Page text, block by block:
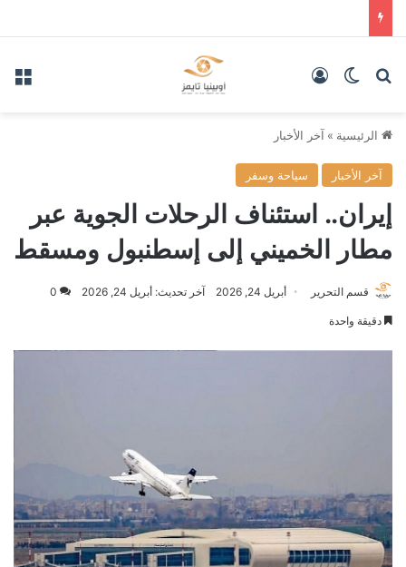
بحث عنالوضع المظلم
الرئيسية » آخر الأخبار
آخر الأخبار سياحة وسفر
إيران.. استئناف الرحلات الجوية عبر
مطار الخميني إلى إسطنبول ومسقط
قسم التحرير أبريل 24, 2026 آخر تحديث: أبريل 24, 2026 0
دقيقة واحدة